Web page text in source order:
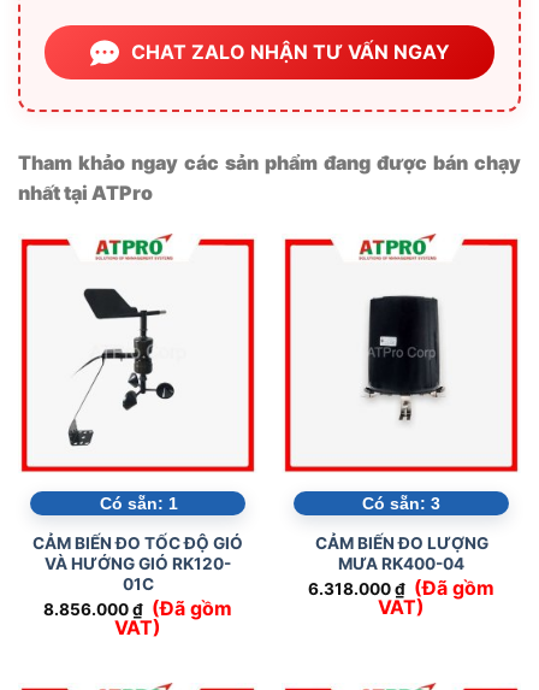
CHAT ZALO NHẬN TƯ VẤN NGAY
Tham khảo ngay các sản phẩm đang được bán chạy
nhất tại ATPro
Có sẵn: 1
CẢM BIẾN ĐO TỐC ĐỘ GIÓ
VÀ HƯỚNG GIÓ RK120-
01C
8.856.000₫ (Đã gồm
VAT)
Có sẵn: 3
CẢM BIẾN ĐO LƯỢNG
MƯA RK400-04
6.318.000₫ (Đã gồm
VAT)